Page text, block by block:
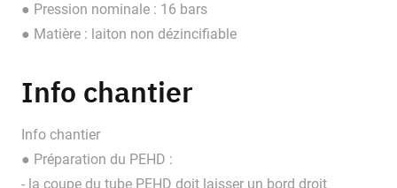
● Pression nominale : 16 bars
● Matière : laiton non dézincifiable
Info chantier
Info chantier
● Préparation du PEHD :
- la coupe du tube PEHD doit laisser un bord droit